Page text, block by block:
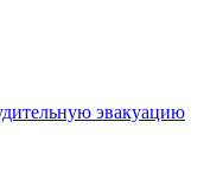
эвакуацию